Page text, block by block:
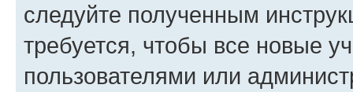
следуйте полученным
требуется, чтобы все новые
пользователями или